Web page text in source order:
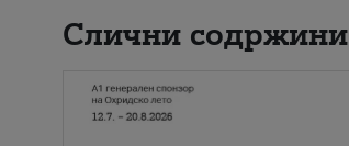
Слични содржини